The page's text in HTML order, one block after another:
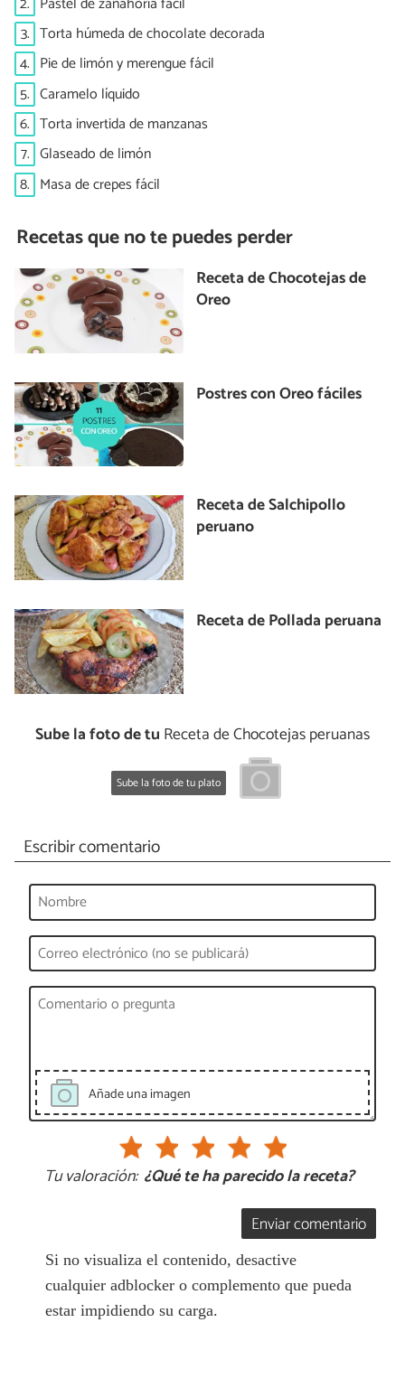
3. Torta húmeda de chocolate decorada
4. Pie de limón y merengue fácil
5. Caramelo líquido
6. Torta invertida de manzanas
7. Glaseado de limón
8. Masa de crepes fácil
Recetas que no te puedes perder
Receta de Chocotejas de
Oreo
Postres con Oreo fáciles
Receta de Salchipollo
peruano
Receta de Pollada peruana
Sube la foto de tu Receta de Chocotejas peruanas
Sube la foto de tu plato
Escribir comentario
Añade una imagen
Tu valoración: ¿Qué te ha parecido la receta?
Enviar comentario
Si no visualiza el contenido, desactive
cualquier adblocker o complemento que pueda
estar impidiendo su carga.